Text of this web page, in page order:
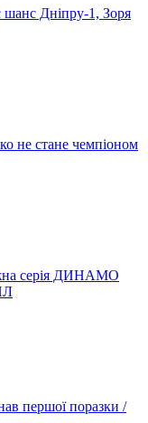
Дніпру-1, Зоря
не стане чемпіоном
серія ДИНАМО
першої поразки /